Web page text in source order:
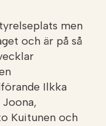
men
och är på så
Ilkka
Kuitunen och